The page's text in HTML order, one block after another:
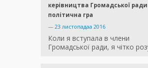
керівництва Громадської ради
політична гра
— 23 листопадаа 2016
Коли я вступала в члени
Громадської ради, я чітко